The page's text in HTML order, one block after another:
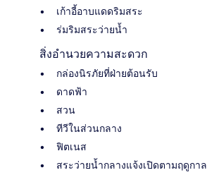
เก้าอี้อาบแดดริมสระ
ร่มริมสระว่ายน้ำ
สิ่งอำนวยความสะดวก
กล่องนิรภัยที่ฝ่ายต้อนรับ
ดาดฟ้า
สวน
ทีวีในส่วนกลาง
ฟิตเนส
สระว่ายน้ำกลางแจ้งเปิดตามฤดูกาล